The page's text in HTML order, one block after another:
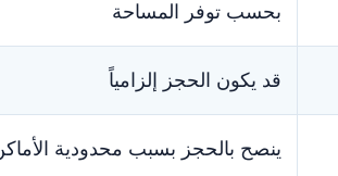
بحسب توفر المساحة
قد يكون الحجز إلزامياً
ينصح بالحجز بسبب محدودية